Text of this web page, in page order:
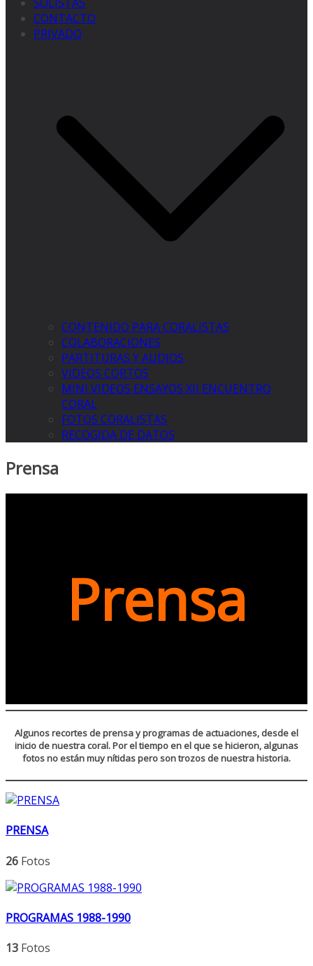
CONTACTO
PRIVADO
CONTENIDO PARA CORALISTAS
COLABORACIONES
PARTITURAS Y AUDIOS
VIDEOS CORTOS
MINI VIDEOS ENSAYOS XII ENCUENTRO
CORAL
FOTOS CORALISTAS
RECOGIDA DE DATOS
Prensa
Prensa
Algunos recortes de prensa y programas de actuaciones, desde el
inicio de nuestra coral. Por el tiempo en el que se hicieron, algunas
fotos no están muy nítidas pero son trozos de nuestra historia.
PRENSA
26 Fotos
PROGRAMAS 1988-1990
13 Fotos